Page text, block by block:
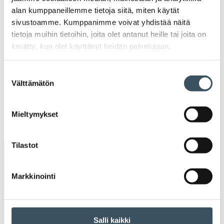
alan kumppaneillemme tietoja siitä, miten käytät
sivustoamme. Kumppanimme voivat yhdistää näitä
tietoja muihin tietoihin, joita olet antanut heille tai joita on
kerätty, kun olet käyttänyt heidän palvelujaan.
valinta
Välttämätön
Mieltymykset
Tilastot
Markkinointi
Salli kaikki
2021
2020
2019
2018
2017
alv arvonlisävero
digiostaminen digitaalisuus digitalisaatio